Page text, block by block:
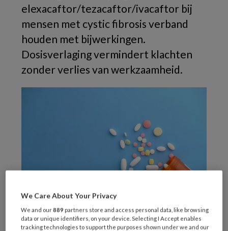
elexacaftor/tezacaftor/ivacaftor bij
mensen met cystic fibrosis verband
houden met bijwerkingen.
Dosisverlagingvermindert klachten
zonderverlies van werkzaamheid.
De introductie van
We Care About Your Privacy
We and our889 partners store and access personal data, like browsing
data or unique identifiers, on your device. Selecting I Accept enables
tracking technologies to support the purposes shown under we and our